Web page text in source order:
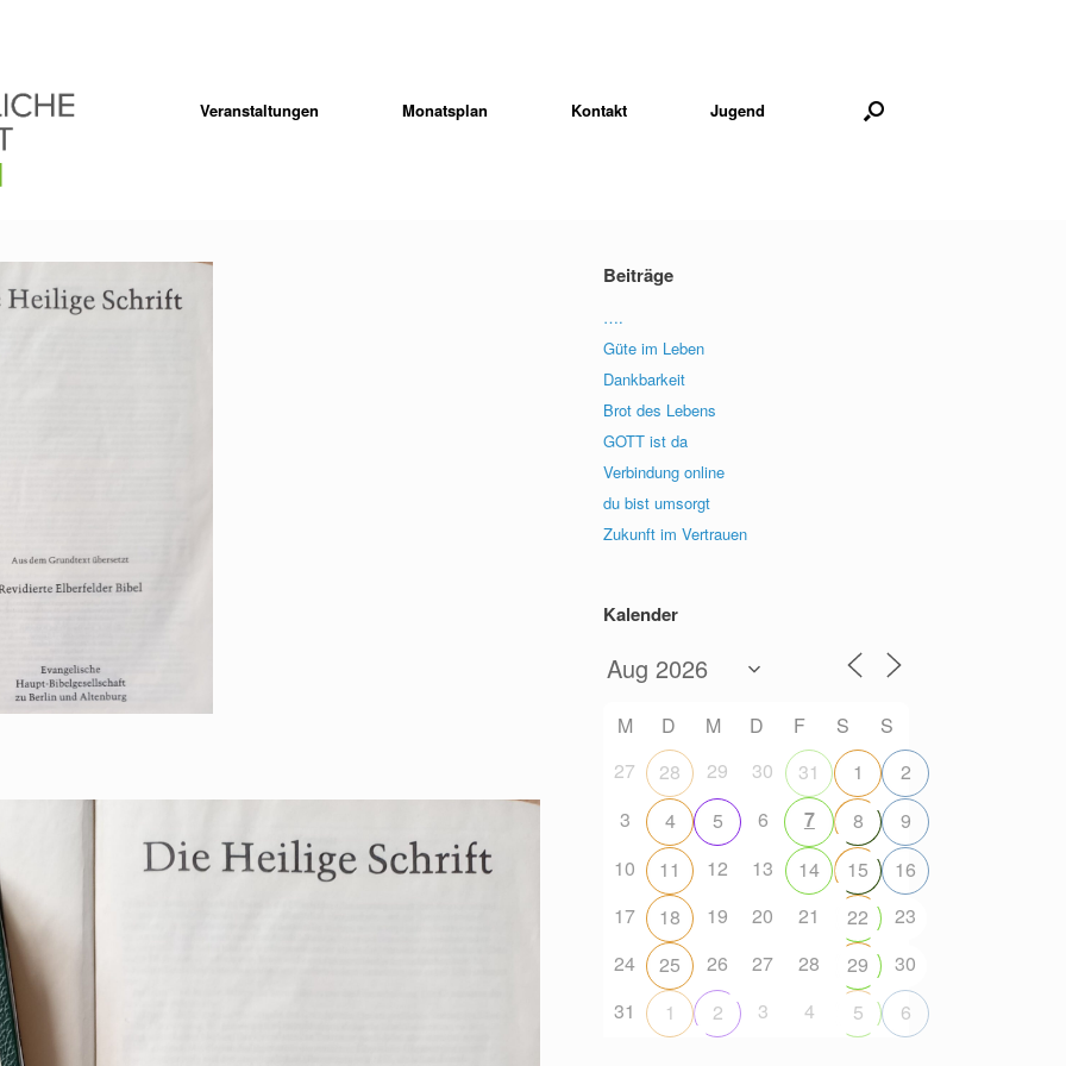
Veranstaltungen Monatsplan Kontakt Jugend
Beiträge
….
Güte im Leben
Dankbarkeit
Brot des Lebens
GOTT ist da
Verbindung online
du bist umsorgt
Zukunft im Vertrauen
Kalender
M D M D F S
S
27
28 29 30 31 1
2
3
4 5 6 7 8
9
10
11 12 13 14 15
16
17
18 19 20 21 22
23
24
25 26 27 28 29
30
31
1 2 3 4 5 6